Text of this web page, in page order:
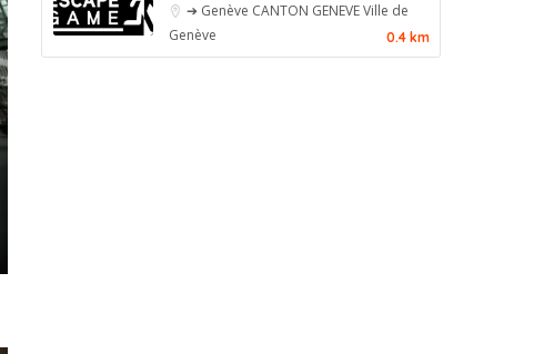
➔ Genève CANTON GENEVEVille de
Genève
0.4 km